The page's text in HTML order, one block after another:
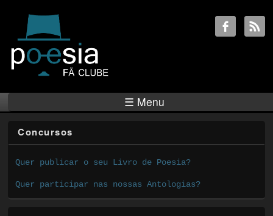
☰ Menu
Concursos
Quer publicar o seu Livro de Poesia?
Quer participar nas nossas Antologias?